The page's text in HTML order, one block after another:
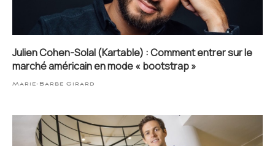
Julien Cohen-Solal (Kartable) : Comment entrer sur le
marché américain en mode « bootstrap »
Marie-Barbe Girard